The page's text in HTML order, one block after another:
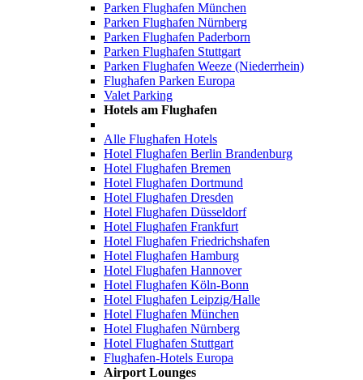
Parken Flughafen München
Parken Flughafen Nürnberg
Parken Flughafen Paderborn
Parken Flughafen Stuttgart
Parken Flughafen Weeze (Niederrhein)
Flughafen Parken Europa
Valet Parking
Hotels am Flughafen
Alle Flughafen Hotels
Hotel Flughafen Berlin Brandenburg
Hotel Flughafen Bremen
Hotel Flughafen Dortmund
Hotel Flughafen Dresden
Hotel Flughafen Düsseldorf
Hotel Flughafen Frankfurt
Hotel Flughafen Friedrichshafen
Hotel Flughafen Hamburg
Hotel Flughafen Hannover
Hotel Flughafen Köln-Bonn
Hotel Flughafen Leipzig/Halle
Hotel Flughafen München
Hotel Flughafen Nürnberg
Hotel Flughafen Stuttgart
Flughafen-Hotels Europa
Airport Lounges